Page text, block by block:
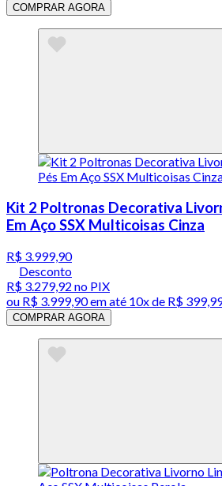
COMPRAR AGORA
Kit 2 Poltronas Decorativa
Em Aço SSX Multicoisas Cinza
R$ 3.999,90
Desconto
R$ 3.279,92 no PIX
ou R$ 3.999,90em até 10x de R$
COMPRAR AGORA